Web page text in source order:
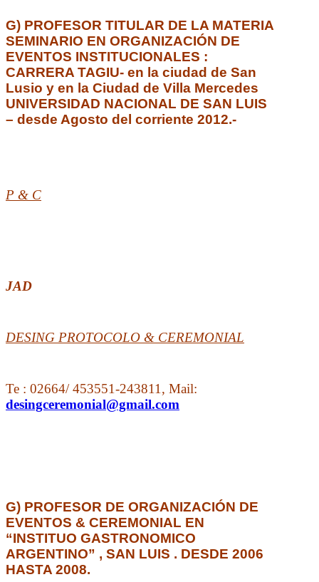
G) PROFESOR TITULAR DE LA MATERIA
SEMINARIO EN ORGANIZACIÓN DE
EVENTOS INSTITUCIONALES :
CARRERA TAGIU- en la ciudad de San
Lusio y en la Ciudad de Villa Mercedes
UNIVERSIDAD NACIONAL DE SAN LUIS
– desde Agosto del corriente 2012.-
P & C
JAD
DESING PROTOCOLO & CEREMONIAL
Te : 02664/ 453551-243811, Mail:
desingceremonial@gmail.com
G) PROFESOR DE ORGANIZACIÓN DE
EVENTOS & CEREMONIAL EN
“INSTITUO GASTRONOMICO
ARGENTINO” , SAN LUIS . DESDE 2006
HASTA 2008.